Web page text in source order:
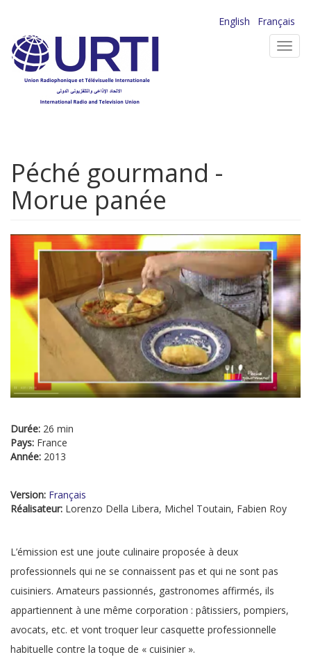
contenu
principal
English
Français
Péché gourmand -
Morue panée
Durée: 26 min
Pays: France
Année: 2013
Version: Français
Réalisateur: Lorenzo Della Libera, Michel Toutain, Fabien Roy
L’émission est une joute culinaire proposée à deux
professionnels qui ne se connaissent pas et qui ne sont pas
cuisiniers. Amateurs passionnés, gastronomes affirmés, ils
appartiennent à une même corporation : pâtissiers, pompiers,
avocats, etc. et vont troquer leur casquette professionnelle
habituelle contre la toque de « cuisinier ».